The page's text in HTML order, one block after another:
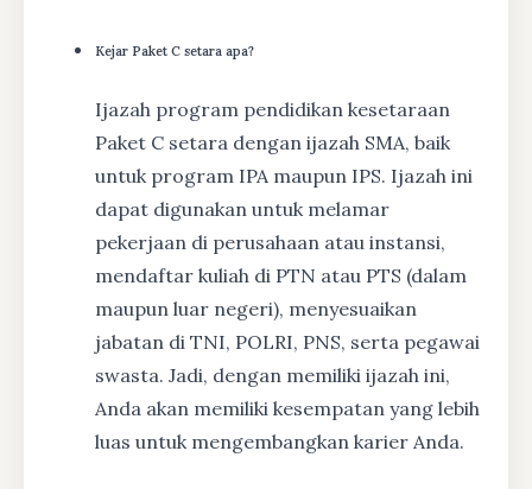
Kejar Paket C setara apa?
Ijazah program pendidikan kesetaraan
Paket C setara dengan ijazah SMA, baik
untuk program IPA maupun IPS. Ijazah ini
dapat digunakan untuk melamar
pekerjaan di perusahaan atau instansi,
mendaftar kuliah di PTN atau PTS (dalam
maupun luar negeri), menyesuaikan
jabatan di TNI, POLRI, PNS, serta pegawai
swasta. Jadi, dengan memiliki ijazah ini,
Anda akan memiliki kesempatan yang lebih
luas untuk mengembangkan karier Anda.